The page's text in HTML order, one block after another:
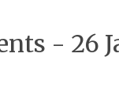
- 26